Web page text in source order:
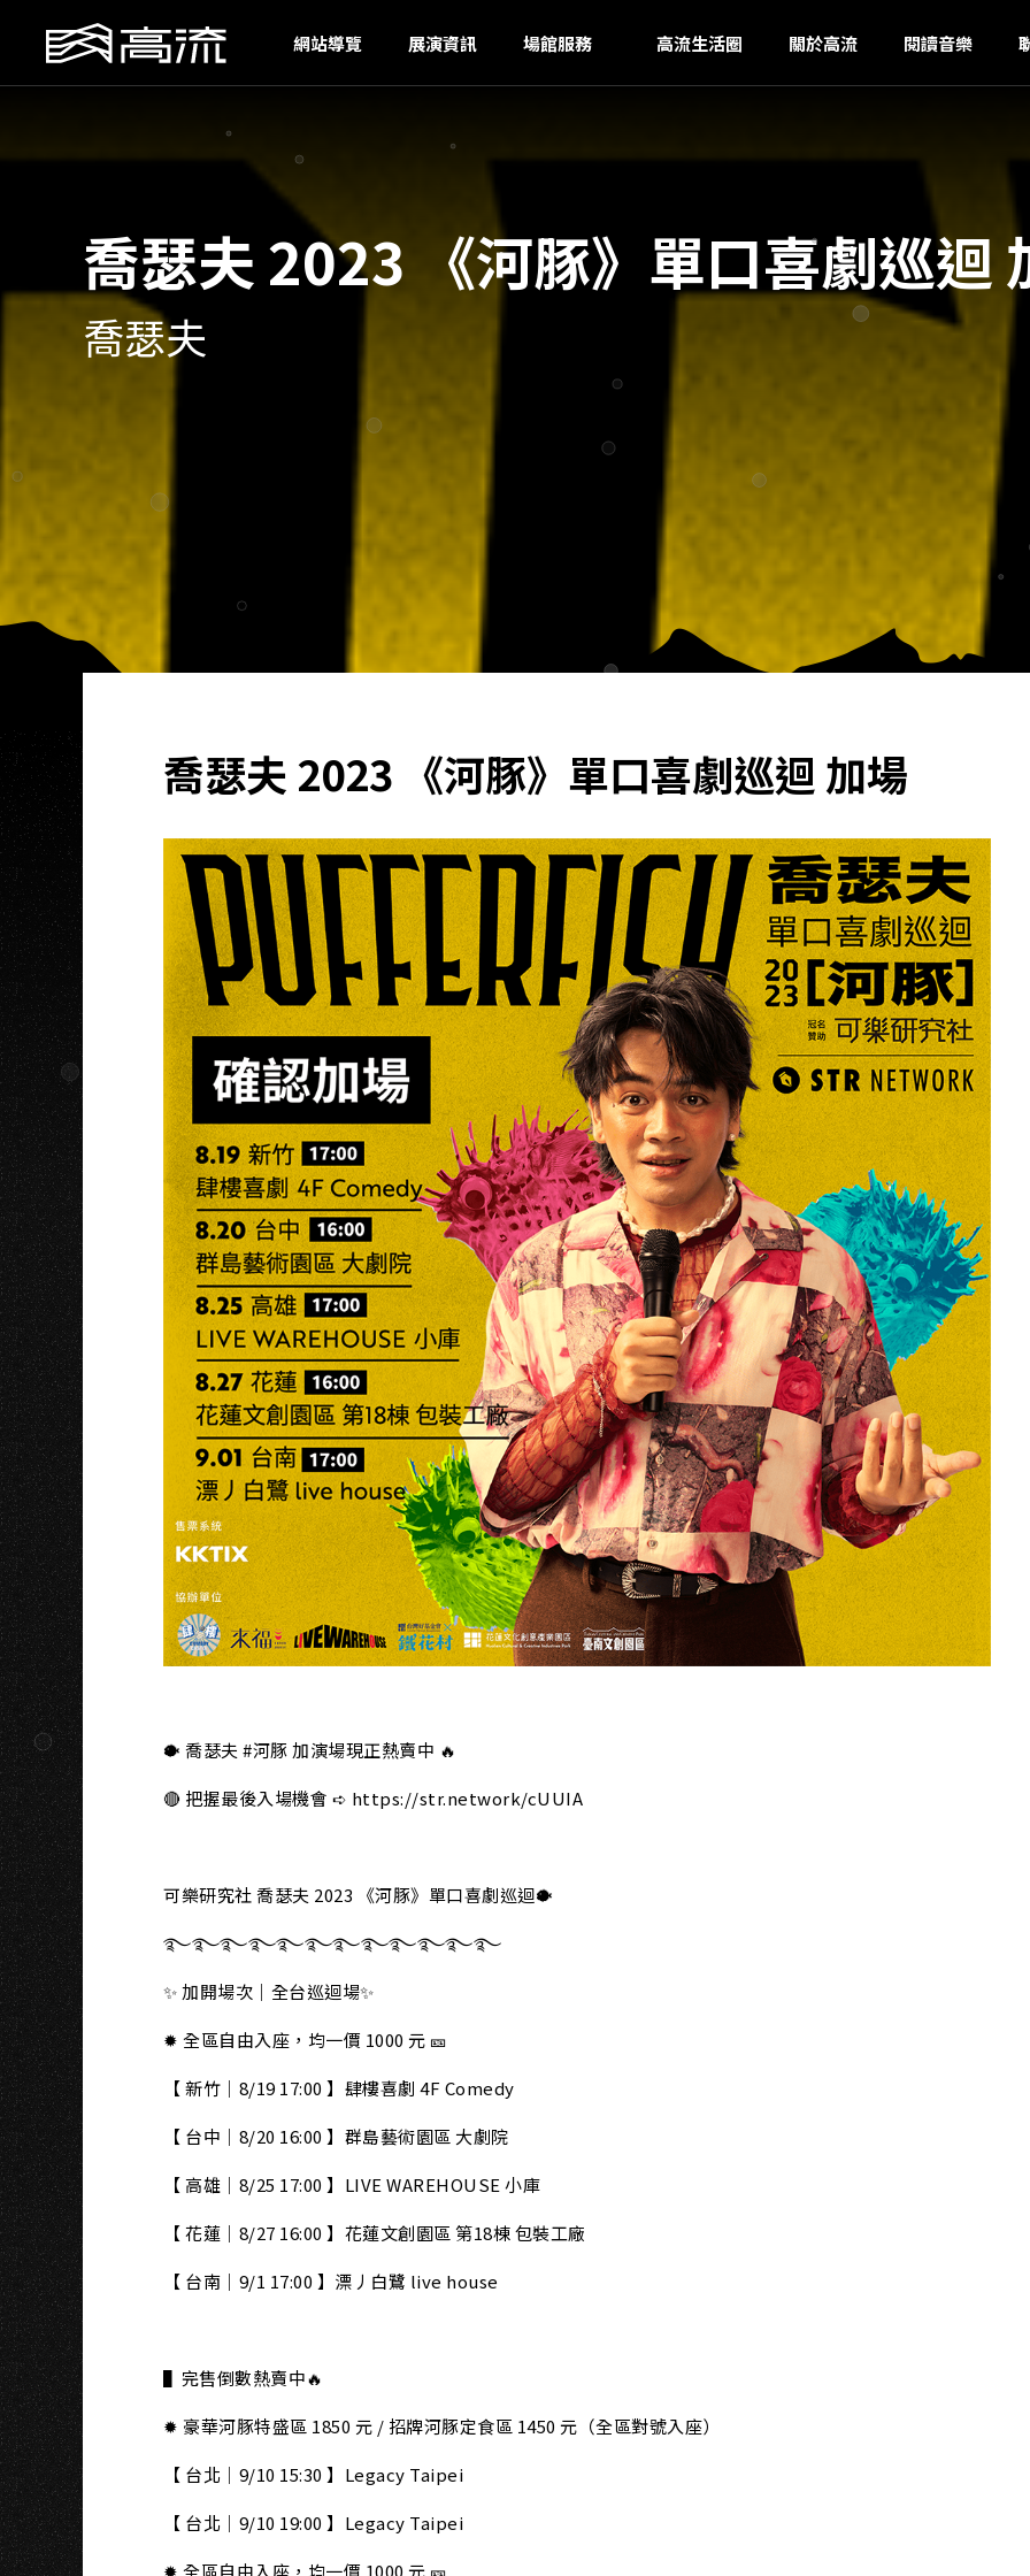
網站導覽 展演資訊 場館服務 高流生活圈 關於高流 閱讀音樂
喬瑟夫 2023 《河豚》單口喜劇巡迴
喬瑟夫
喬瑟夫 2023 《河豚》單口喜劇巡迴 加場
🐡 喬瑟夫 #河豚 加演場現正熱賣中 🔥
🔴 把握最後入場機會 ➪ https://str.network/cUUIA
可樂研究社 喬瑟夫 2023 《河豚》單口喜劇巡迴🐡
࿐࿐࿐࿐࿐࿐࿐࿐࿐࿐࿐࿐
✨ 加開場次｜全台巡迴場✨
✹ 全區自由入座，均一價 1000 元 🎫
【 新竹｜8/19 17:00 】肆樓喜劇 4F Comedy
【 台中｜8/20 16:00 】群島藝術園區 大劇院
【 高雄｜8/25 17:00 】LIVE WAREHOUSE 小庫
【 花蓮｜8/27 16:00 】花蓮文創園區 第18棟 包裝工廠
【 台南｜9/1 17:00 】漂丿白鷺 live house
▌完售倒數熱賣中🔥
✹ 豪華河豚特盛區 1850 元 / 招牌河豚定食區 1450 元（全區對號入座）
【 台北｜9/10 15:30 】Legacy Taipei
【 台北｜9/10 19:00 】Legacy Taipei
✹ 全區自由入座，均一價 1000 元 🎫